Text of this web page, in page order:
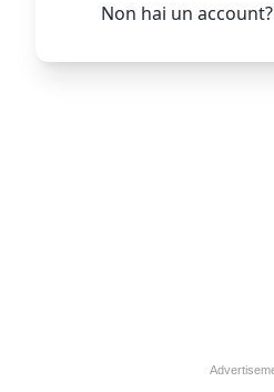
Non hai un account?